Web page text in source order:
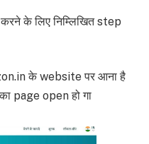
के लिए निम्लिखित step
के website पर आना है
page open हो गा